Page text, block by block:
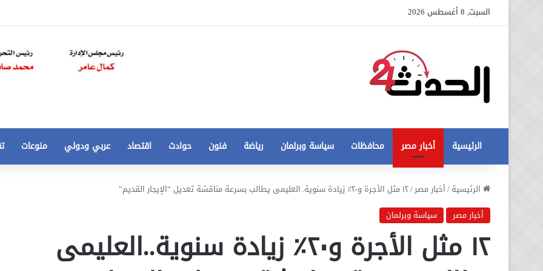
السبت, 8 أغسطس 2026
الرئيسية أخبار مصر محافظات سياسة وبرلمان رياضة فنون حوادث اقتصاد عربي ودولي منوعات
الرئيسية/أخبار مصر/١٢ مثل الأجرة و٢٠٪؜ زيادة سنوية..العليمى يطالب بسرعة مناقشة تعديل “الإيجار القديم”
أخبار مصر
سياسة وبرلمان
١٢ مثل الأجرة و٢٠٪؜ زيادة سنوية..العليمى
عاجل
جديدة
في
أزمة
مخالفات
12 أغسطس، 2020
عاجل تطورات جديدة في أزمة مخالفات
تخفيض
250
الي
50
21 أغسطس، 2020